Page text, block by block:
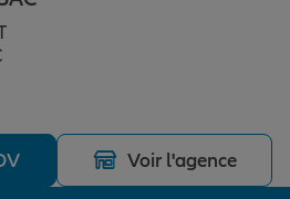
compagnie
Voir l'agence